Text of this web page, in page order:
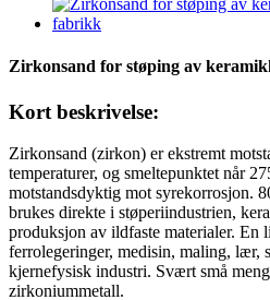
Zirkonsand for støping av
Kort beskrivelse:
Zirkonsand (zirkon) er ekstremt
temperaturer, og smeltepunktet når
motstandsdyktig mot syrekorrosjon.
brukes direkte i støperiindustrien,
produksjon av ildfaste materialer. En
ferrolegeringer, medisin, maling, lær,
kjernefysisk industri. Svært små
zirkoniummetall.